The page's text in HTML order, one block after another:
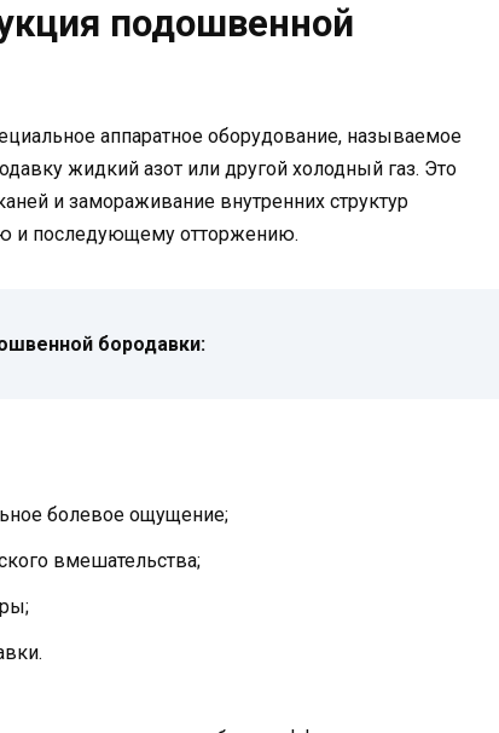
подошвенной
аппаратное оборудование, называемое
жидкий азот или другой холодный газ. Это
и замораживание внутренних структур
и последующему отторжению.
бородавки:
болевое ощущение;
вмешательства;